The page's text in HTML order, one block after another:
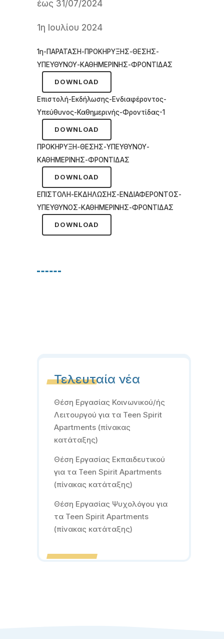
έως 31/07/2024
1η Ιουλίου 2024
1η-ΠΑΡΑΤΑΣΗ-ΠΡΟΚΗΡΥΞΗΣ-ΘΕΣΗΣ-
ΥΠΕΥΘΥΝΟΥ-ΚΑΘΗΜΕΡΙΝΗΣ-ΦΡΟΝΤΙΔΑΣ
DOWNLOAD
Επιστολή-Εκδήλωσης-Ενδιαφέροντος-
Υπεύθυνος-Καθημερινής-Φροντίδας-1
DOWNLOAD
ΠΡΟΚΗΡΥΞΗ-ΘΕΣΗΣ-ΥΠΕΥΘΥΝΟΥ-
ΚΑΘΗΜΕΡΙΝΗΣ-ΦΡΟΝΤΙΔΑΣ
DOWNLOAD
ΕΠΙΣΤΟΛΗ-ΕΚΔΗΛΩΣΗΣ-ΕΝΔΙΑΦΕΡΟΝΤΟΣ-
ΥΠΕΥΘΥΝΟΣ-ΚΑΘΗΜΕΡΙΝΗΣ-ΦΡΟΝΤΙΔΑΣ
DOWNLOAD
Τελευταία νέα
Θέση Εργασίας Κοινωνικού/ής
Λειτουργού για τα Teen Spirit
Apartments (πίνακας
κατάταξης)
Θέση Εργασίας Εκπαιδευτικού
για τα Teen Spirit Apartments
(πίνακας κατάταξης)
Θέση Εργασίας Ψυχολόγου για
τα Teen Spirit Apartments
(πίνακας κατάταξης)